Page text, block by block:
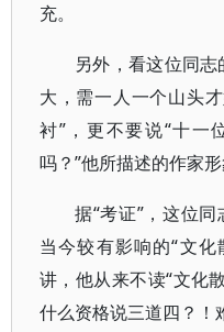
充。
另外，看这位同
大，需一人一个山头
衬”，更不要说“十一
吗？”他所描述的作家
据“考证”，这位
当今较有影响的“文
讲，他从来不读“文化
什么资格说三道四？！